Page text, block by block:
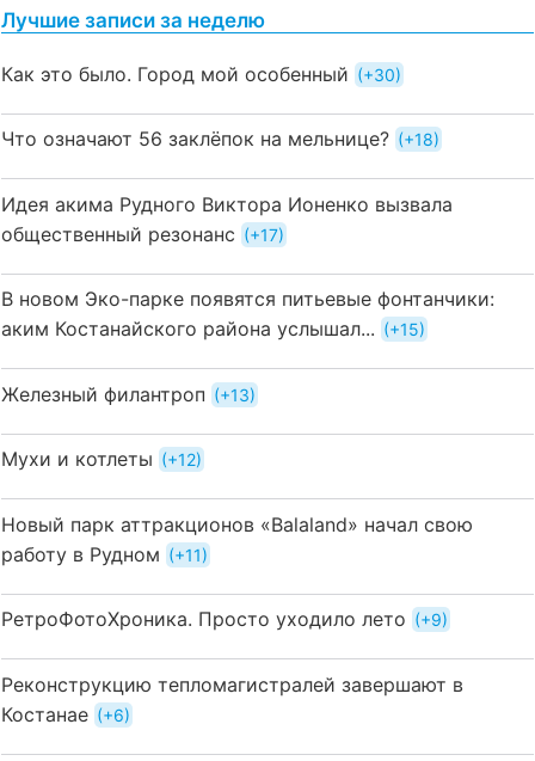
Лучшие записи за неделю
Как это было. Город мой особенный +30
Что означают 56 заклёпок на мельнице? +18
Идея акима Рудного Виктора Ионенко вызвала
общественный резонанс
+17
В новом Эко-парке появятся питьевые фонтанчики:
аким Костанайского района услышал...
+15
Железный филантроп +13
Мухи и котлеты +12
Новый парк аттракционов «Balaland» начал свою
работу в Рудном
+11
РетроФотоХроника. Просто уходило лето +9
Реконструкцию тепломагистралей завершают в
Костанае
+6